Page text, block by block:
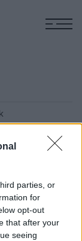
parties, or
for
opt-out
that after your
seeing
és